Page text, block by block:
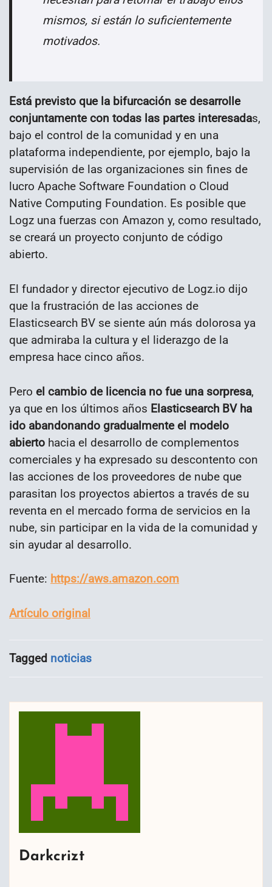
mismos, si están lo suficientemente
motivados.
Está previsto que la bifurcación se desarrolle
conjuntamente con todas las partes interesadas,
bajo el control de la comunidad y en una
plataforma independiente, por ejemplo, bajo la
supervisión de las organizaciones sin fines de
lucro Apache Software Foundation o Cloud
Native Computing Foundation. Es posible que
Logz una fuerzas con Amazon y, como resultado,
se creará un proyecto conjunto de código
abierto.
El fundador y director ejecutivo de Logz.io dijo
que la frustración de las acciones de
Elasticsearch BV se siente aún más dolorosa ya
que admiraba la cultura y el liderazgo de la
empresa hace cinco años.
Pero el cambio de licencia no fue una sorpresa,
ya que en los últimos años Elasticsearch BV ha
ido abandonando gradualmente el modelo
abierto hacia el desarrollo de complementos
comerciales y ha expresado su descontento con
las acciones de los proveedores de nube que
parasitan los proyectos abiertos a través de su
reventa en el mercado forma de servicios en la
nube, sin participar en la vida de la comunidad y
sin ayudar al desarrollo.
Fuente: https://aws.amazon.com
Artículo original
Tagged noticias
Darkcrizt